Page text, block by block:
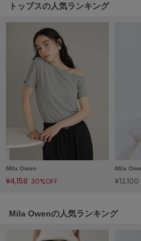
le coq sportif
ルコックスポルティフ
LeSportsac
LILY BROWN
リリーブラウン
トップスの人気ランキング
Mila Owen
¥4,158 30%OFF
Mila
¥12,100
Mila Owenの人気ランキング